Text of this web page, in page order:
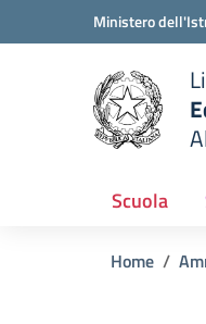
Vai ai contenuti
Vai al menu di navigazione
Ministero
scuola
Scuola
Home